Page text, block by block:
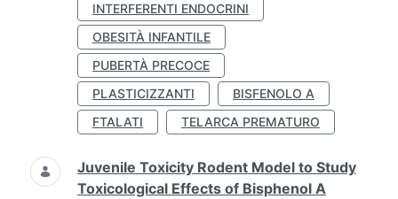
INTERFERENTI ENDOCRINI
OBESITÀ INFANTILE
PUBERTÀ PRECOCE
PLASTICIZZANTI
BISFENOLO A
FTALATI
TELARCA PREMATURO
Juvenile Toxicity Rodent Model to Study
Toxicological Effects of Bisphenol A